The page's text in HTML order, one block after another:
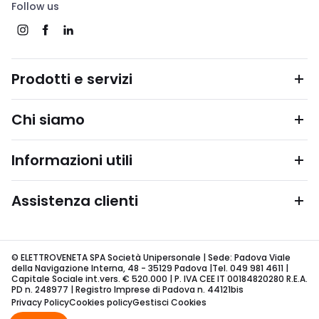
Follow us
Prodotti e servizi
Chi siamo
Informazioni utili
Assistenza clienti
© ELETTROVENETA SPA Società Unipersonale | Sede: Padova Viale
della Navigazione Interna, 48 - 35129 Padova |Tel. 049 981 4611 |
Capitale Sociale int.vers. € 520.000 | P. IVA CEE IT 00184820280 R.E.A.
PD n. 248977 | Registro Imprese di Padova n. 44121bis
Privacy PolicyCookies policyGestisci Cookies